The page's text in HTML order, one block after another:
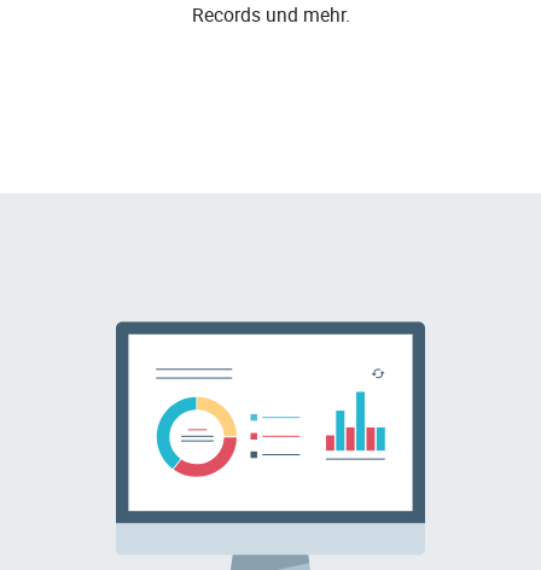
Records und mehr.